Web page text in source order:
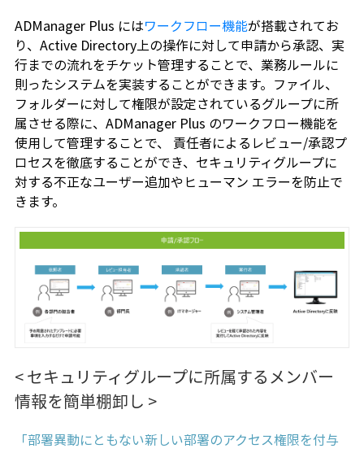
ADManager Plus にはワークフロー機能が搭載されてお
り、Active Directory上の操作に対して申請から承認、実
行までの流れをチケット管理することで、業務ルールに
則ったシステムを実装することができます。ファイル、
フォルダーに対して権限が設定されているグループに所
属させる際に、ADManager Plus のワークフロー機能を
使用して管理することで、 責任者によるレビュー/承認プ
ロセスを徹底することができ、セキュリティグループに
対する不正なユーザー追加やヒューマン エラーを防止で
きます。
< セキュリティグループに所属するメンバー
情報を簡単棚卸し >
「部署異動にともない新しい部署のアクセス権限を付与